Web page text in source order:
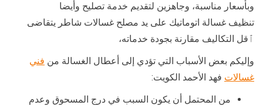
وبأسعار مناسبة، وجاهزين لتقديم خدمة تصليح وأيضا
تنظيف غسالة اتوماتيك على يد مصلح غسالات شاطر يتقاضى
ٱقل التكاليف مقارنة بجودة خدماته،
وإليكم بعض الأسباب التي تؤدي إلى أعطال الغسالة من فني
غسالات فهد الأحمد الكويت:
من المحتمل أن يكون السبب في درج المسحوق وعدم